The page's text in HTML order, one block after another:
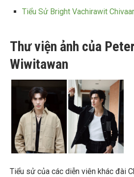
Tiểu Sử Bright Vachirawit
Thư viện ảnh của
Wiwitawan
Tiểu sử của các diễn viên khác đài